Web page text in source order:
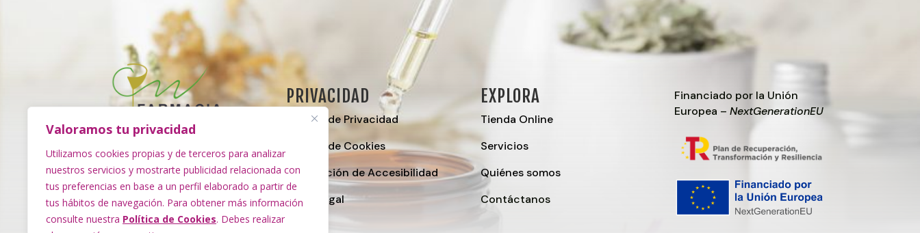
Valoramos tu privacidad
Utilizamos cookies propias y de terceros para analizar
nuestros servicios y mostrarte publicidad relacionada con
tus preferencias en base a un perfil elaborado a partir de
tus hábitos de navegación. Para obtener más información
consulte nuestra Política de Cookies. Debes realizar
Farmacia El Escobonal | Dña.
Mariana Casillas Santana.
Especialistas en Fitoterapia y
productos naturales.
PRIVACIDAD
Política de Privacidad
Política de Cookies
Declaración de Accesibilidad
Aviso Legal
EXPLORA
Tienda Online
Servicios
Quiénes somos
Contáctanos
Financiado por la Unión
Europea –NextGenerationEU